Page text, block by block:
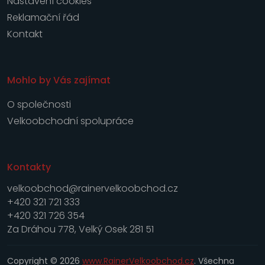
Reklamační řád
Kontakt
Mohlo by Vás zajímat
O společnosti
Velkoobchodní spolupráce
Kontakty
velkoobchod@rainervelkoobchod.cz
+420 321 721 333
+420 321 726 354
Za Dráhou 778, Velký Osek 281 51
Copyright © 2026 www.RainerVelkoobchod.cz. Všechna